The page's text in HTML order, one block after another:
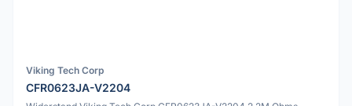
Viking Tech Corp
CFR0623JA-V2204